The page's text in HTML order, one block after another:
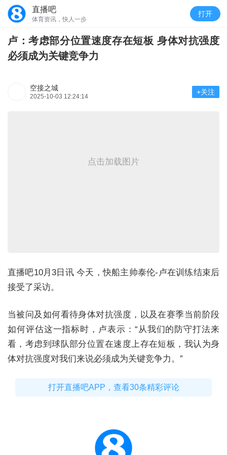
直播吧
体育资讯，快人一步
打开
卢：考虑部分位置速度存在短板 身体对抗强度
必须成为关键竞争力
空接之城
2025-10-03 12:24:14
+关注
点击加载图片
直播吧10月3日讯 今天，快船主帅泰伦-卢在训练结束后
接受了采访。
当被问及如何看待身体对抗强度，以及在赛季当前阶段
如何评估这一指标时，卢表示： “从我们的防守打法来
看，考虑到球队部分位置在速度上存在短板，我认为身
体对抗强度对我们来说必须成为关键竞争力。 ”
打开直播吧APP，查看30条精彩评论